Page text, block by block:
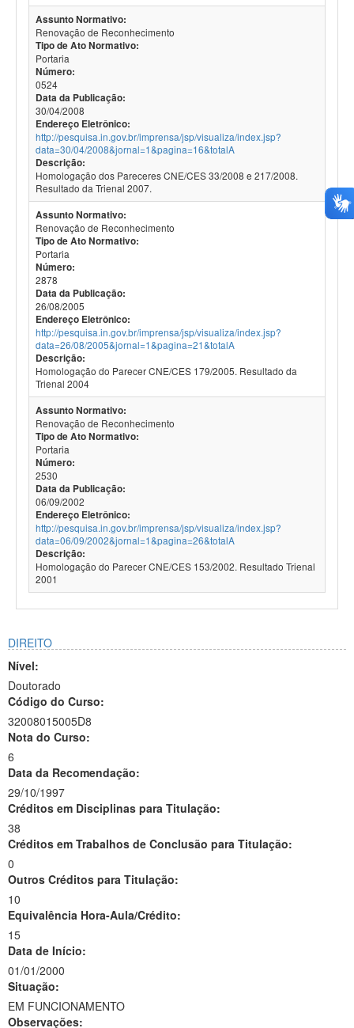
Assunto Normativo:
Renovação de Reconhecimento
Tipo de Ato Normativo:
Portaria
Número:
0524
Data da Publicação:
30/04/2008
Endereço Eletrônico:
http://pesquisa.in.gov.br/imprensa/jsp/visualiza/index.jsp?
data=30/04/2008&jornal=1&pagina=16&totalA
Descrição:
Homologação dos Pareceres CNE/CES 33/2008 e 217/2008.
Resultado da Trienal 2007.
Assunto Normativo:
Renovação de Reconhecimento
Tipo de Ato Normativo:
Portaria
Número:
2878
Data da Publicação:
26/08/2005
Endereço Eletrônico:
http://pesquisa.in.gov.br/imprensa/jsp/visualiza/index.jsp?
data=26/08/2005&jornal=1&pagina=21&totalA
Descrição:
Homologação do Parecer CNE/CES 179/2005. Resultado da
Trienal 2004
Assunto Normativo:
Renovação de Reconhecimento
Tipo de Ato Normativo:
Portaria
Número:
2530
Data da Publicação:
06/09/2002
Endereço Eletrônico:
http://pesquisa.in.gov.br/imprensa/jsp/visualiza/index.jsp?
data=06/09/2002&jornal=1&pagina=26&totalA
Descrição:
Homologação do Parecer CNE/CES 153/2002. Resultado Trienal
2001
DIREITO
Nível:
Doutorado
Código do Curso:
32008015005D8
Nota do Curso:
6
Data da Recomendação:
29/10/1997
Créditos em Disciplinas para Titulação:
38
Créditos em Trabalhos de Conclusão para Titulação:
0
Outros Créditos para Titulação:
10
Equivalência Hora-Aula/Crédito:
15
Data de Início:
01/01/2000
Situação:
EM FUNCIONAMENTO
Observações: